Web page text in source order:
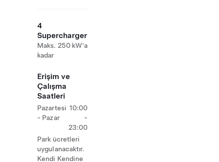
4
Supercharger
Maks. 250 kW'a
kadar
Erişim ve
Çalışma
Saatleri
Pazartesi
- Pazar
10:00
-
23:00
Park ücretleri
uygulanacaktır.
Kendi Kendine